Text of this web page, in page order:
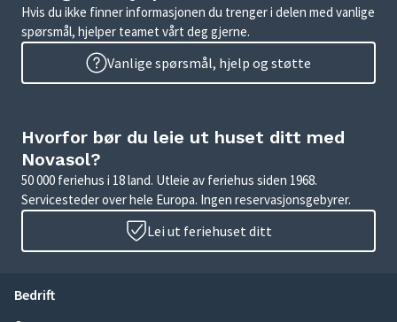
Hvis du ikke finner informasjonen du trenger i delen med vanlige
spørsmål, hjelper teamet vårt deg gjerne.
Vanlige spørsmål, hjelp og støtte
Hvorfor bør du leie ut huset ditt med
Novasol?
50 000 feriehus i 18 land. Utleie av feriehus siden 1968.
Servicesteder over hele Europa. Ingen reservasjonsgebyrer.
Lei ut feriehuset ditt
Bedrift